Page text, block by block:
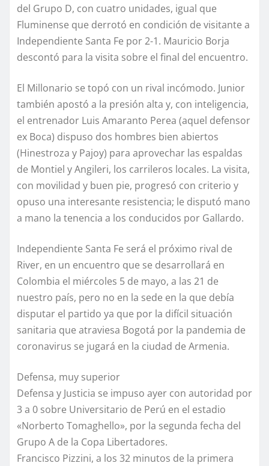
del Grupo D, con cuatro unidades, igual que
Fluminense que derrotó en condición de visitante a
Independiente Santa Fe por 2-1. Mauricio Borja
descontó para la visita sobre el final del encuentro.
El Millonario se topó con un rival incómodo. Junior
también apostó a la presión alta y, con inteligencia,
el entrenador Luis Amaranto Perea (aquel defensor
ex Boca) dispuso dos hombres bien abiertos
(Hinestroza y Pajoy) para aprovechar las espaldas
de Montiel y Angileri, los carrileros locales. La visita,
con movilidad y buen pie, progresó con criterio y
opuso una interesante resistencia; le disputó mano
a mano la tenencia a los conducidos por Gallardo.
Independiente Santa Fe será el próximo rival de
River, en un encuentro que se desarrollará en
Colombia el miércoles 5 de mayo, a las 21 de
nuestro país, pero no en la sede en la que debía
disputar el partido ya que por la difícil situación
sanitaria que atraviesa Bogotá por la pandemia de
coronavirus se jugará en la ciudad de Armenia.
Defensa, muy superior
Defensa y Justicia se impuso ayer con autoridad por
3 a 0 sobre Universitario de Perú en el estadio
«Norberto Tomaghello», por la segunda fecha del
Grupo A de la Copa Libertadores.
Francisco Pizzini, a los 32 minutos de la primera